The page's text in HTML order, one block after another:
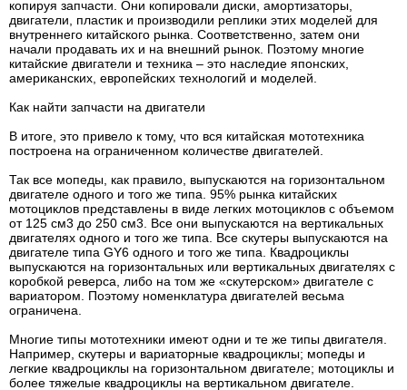
копируя запчасти. Они копировали диски, амортизаторы,
двигатели, пластик и производили реплики этих моделей для
внутреннего китайского рынка. Соответственно, затем они
начали продавать их и на внешний рынок. Поэтому многие
китайские двигатели и техника – это наследие японских,
американских, европейских технологий и моделей.
Как найти запчасти на двигатели
В итоге, это привело к тому, что вся китайская мототехника
построена на ограниченном количестве двигателей.
Так все мопеды, как правило, выпускаются на горизонтальном
двигателе одного и того же типа. 95% рынка китайских
мотоциклов представлены в виде легких мотоциклов с объемом
от 125 см3 до 250 см3. Все они выпускаются на вертикальных
двигателях одного и того же типа. Все скутеры выпускаются на
двигателе типа GY6 одного и того же типа. Квадроциклы
выпускаются на горизонтальных или вертикальных двигателях с
коробкой реверса, либо на том же «скутерском» двигателе с
вариатором. Поэтому номенклатура двигателей весьма
ограничена.
Многие типы мототехники имеют одни и те же типы двигателя.
Например, скутеры и вариаторные квадроциклы; мопеды и
легкие квадроциклы на горизонтальном двигателе; мотоциклы и
более тяжелые квадроциклы на вертикальном двигателе.